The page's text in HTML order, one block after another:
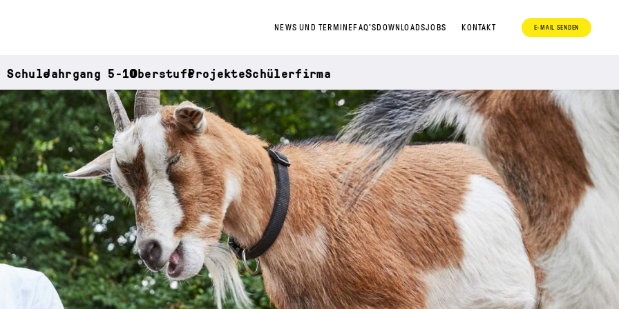
NEWS UND TERMINE FAQ’S DOWNLOADSJOBS KONTAKT E-MAIL SENDEN
SchuleJahrgang 5-10OberstufeProjekteSchülerfirma